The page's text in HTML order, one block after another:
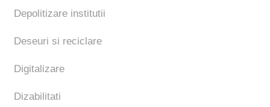
Depolitizare institutii
Deseuri si reciclare
Digitalizare
Dizabilitati